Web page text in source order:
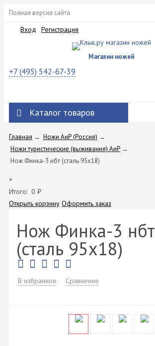
Полная версия сайта
Вход Регистрация
Магазин ножей
+7 (495) 542-67-39
Каталог товаров
Главная → Ножи АиР (Россия) →
Ножи туристические (выживания) АиР →
Нож Финка-3 нбт (сталь 95х18)
×
Итого: 0 ₽
Открыть корзину Оформить заказ
Нож Финка-3 нбт
(сталь 95х18)
В избранное Сравнение